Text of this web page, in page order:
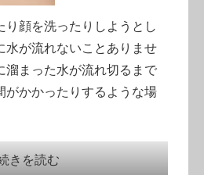
り顔を洗ったりしようとし
水が流れないことありませ
溜まった水が流れ切るまで
がかかったりするような場
きを読む